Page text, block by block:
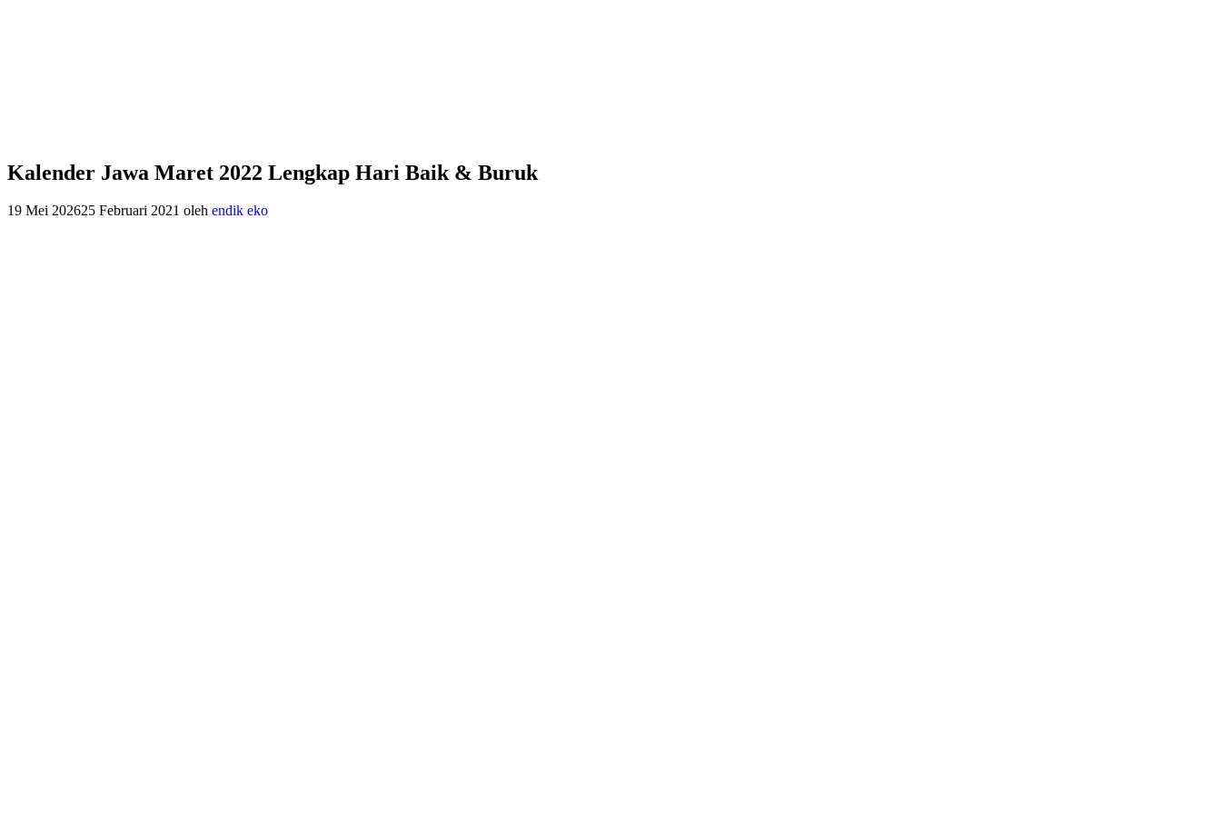
Kalender Jawa Maret 2022 Lengkap Hari Baik & Buruk
19 Mei 202625 Februari 2021 oleh endik eko